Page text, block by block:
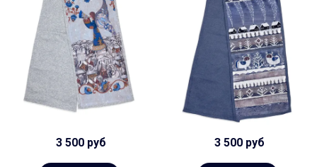
3 500 руб 3 500 руб